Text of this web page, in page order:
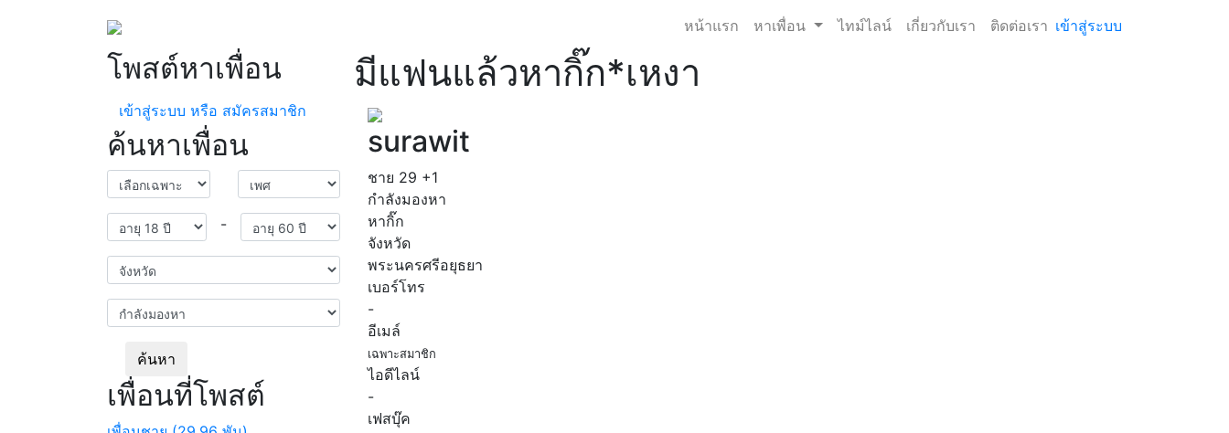
หน้าแรก หาเพื่อน ไทม์ไลน์ เกี่ยวกับเรา ติดต่อเรา เข้าสู่ระบบ
โพสต์หาเพื่อน
เข้าสู่ระบบ หรือ สมัครสมาชิก
ค้นหาเพื่อน
-
ค้นหา
เพื่อนที่โพสต์
มีแฟนแล้วหากิ๊ก*เหงา
surawit
ชาย 29 +1
กำลังมองหา
หากิ๊ก
จังหวัด
พระนครศรีอยุธยา
เบอร์โทร
-
อีเมล์
เฉพาะสมาชิก
ไอดีไลน์
-
เฟสบุ๊ค